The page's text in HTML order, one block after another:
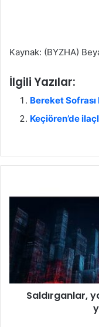
Kaynak: (BYZHA)
İlgili Yazılar:
Bereket
Keçiören’de
a
n
Saldırganlar,